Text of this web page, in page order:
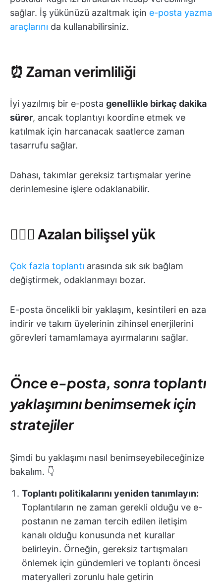
sağlar. İş yükünüzü azaltmak için e-posta yazma
araçlarını da kullanabilirsiniz.
⏰ Zaman verimliliği
İyi yazılmış bir e-posta genellikle birkaç dakika
sürer, ancak toplantıyı koordine etmek ve
katılmak için harcanacak saatlerce zaman
tasarrufu sağlar.
Dahası, takımlar gereksiz tartışmalar yerine
derinlemesine işlere odaklanabilir.
🧘🏾‍♀️ Azalan bilişsel yük
Çok fazla toplantı arasında sık sık bağlam
değiştirmek, odaklanmayı bozar.
E-posta öncelikli bir yaklaşım, kesintileri en aza
indirir ve takım üyelerinin zihinsel enerjilerini
görevleri tamamlamaya ayırmalarını sağlar.
Önce e-posta, sonra toplantı
yaklaşımını benimsemek için
stratejiler
Şimdi bu yaklaşımı nasıl benimseyebileceğinize
bakalım. 👇
Toplantı politikalarını yeniden tanımlayın:
Toplantıların ne zaman gerekli olduğu ve e-
postanın ne zaman tercih edilen iletişim
kanalı olduğu konusunda net kurallar
belirleyin. Örneğin, gereksiz tartışmaları
önlemek için gündemleri ve toplantı öncesi
materyalleri zorunlu hale getirin